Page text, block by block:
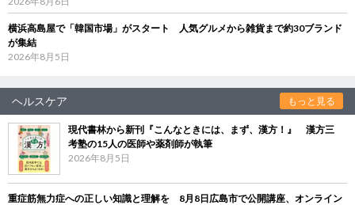
横浜高島屋で「韓国市場」がスタート 人気グルメから雑貨まで約30ブランド
が集結
2026年8月5日
ヘルスケア もっと見る
現代書林から新刊『こんなときには、まず、漢方！』 漢方三
考塾の15人の医師や薬剤師が執筆
2026年8月5日
重症筋無力症への正しい知識と理解を 8月8日広島市で公開講座、オンライン